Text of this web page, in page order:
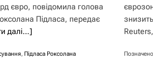
євро, повідомила голова
Підласа, передає
далі…]
, Підласа Роксолана